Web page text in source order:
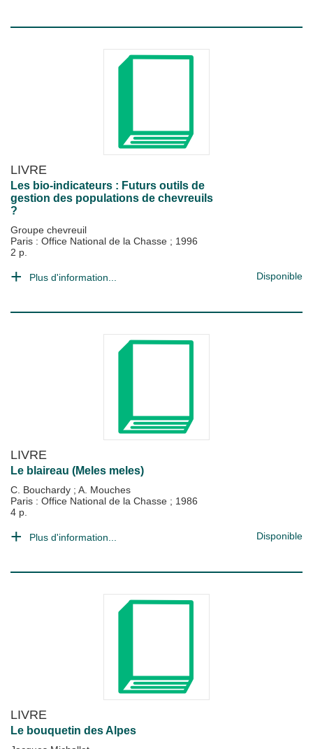
LIVRE
Les bio-indicateurs : Futurs outils de
gestion des populations de chevreuils
?
Groupe chevreuil
Paris : Office National de la Chasse ; 1996
2 p.
Plus d'information... Disponible
LIVRE
Le blaireau (Meles meles)
C. Bouchardy ; A. Mouches
Paris : Office National de la Chasse ; 1986
4 p.
Plus d'information... Disponible
LIVRE
Le bouquetin des Alpes